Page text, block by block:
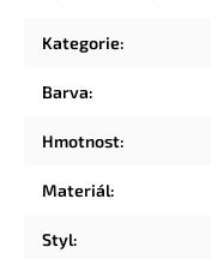
Kategorie:
Barva:
Hmotnost:
Materiál:
Styl: